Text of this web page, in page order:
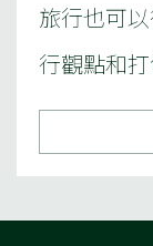
旅行也可
行觀點和